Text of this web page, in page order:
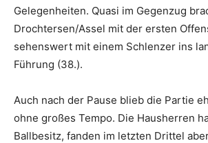
Gelegenheiten. Quasi im Gegenzug
Drochtersen/Assel mit der ersten
sehenswert mit einem Schlenzer ins
Führung (38.).
Auch nach der Pause blieb die Partie
ohne großes Tempo. Die Hausherren
Ballbesitz, fanden im letzten Drittel